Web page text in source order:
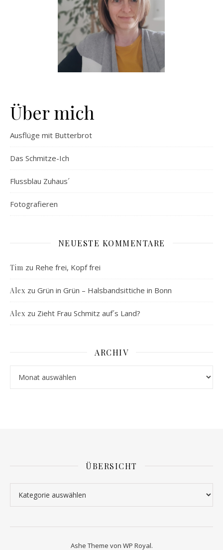
Über mich
Ausflüge mit Butterbrot
Das Schmitze-Ich
Flussblau Zuhaus´
Fotografieren
NEUESTE KOMMENTARE
Tim zu Rehe frei, Kopf frei
Alex zu Grün in Grün – Halsbandsittiche in Bonn
Alex zu Zieht Frau Schmitz auf´s Land?
ARCHIV
ÜBERSICHT
Ashe Theme von WP Royal.